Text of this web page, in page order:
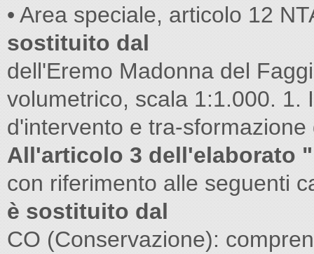
• Area speciale, articolo 12
sostituito dal
dell'Eremo Madonna del
volumetrico, scala 1:1.000. 1.
d'intervento e tra-
All'articolo 3 dell'elaborato
con riferimento alle seguenti
è sostituito dal
CO (Conservazione):